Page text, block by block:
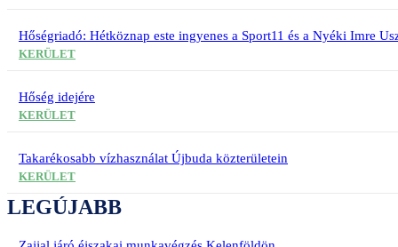
LEGÚJABB
Hőségriadó: Hétköznap este ingyenes a Sport11 és a Nyéki Imre
KERÜLET
Hőség idejére
KERÜLET
Takarékosabb vízhasználat Újbuda közterületein
KERÜLET